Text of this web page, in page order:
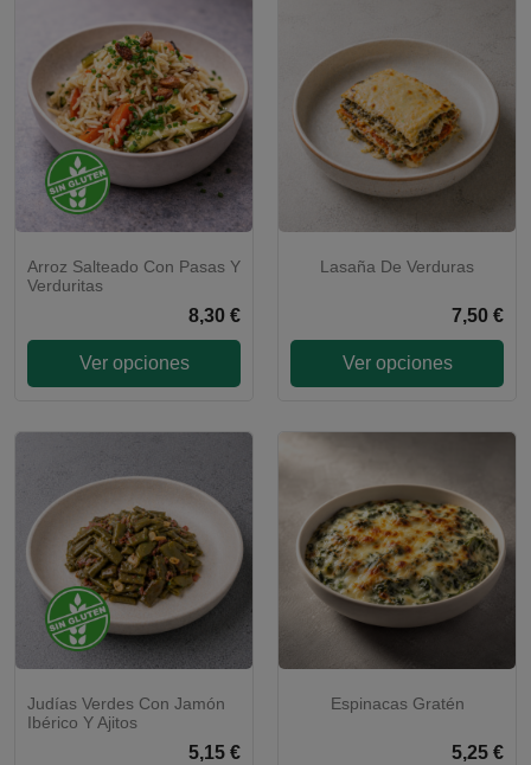
Arroz Salteado Con Pasas Y
Verduritas
8,30 €
Ver opciones
Lasaña De Verduras
7,50 €
Ver opciones
Judías Verdes Con Jamón
Ibérico Y Ajitos
5,15 €
Espinacas Gratén
5,25 €